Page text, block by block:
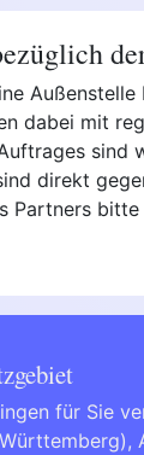
dabei mit
direkt
Partners
für Sie
,